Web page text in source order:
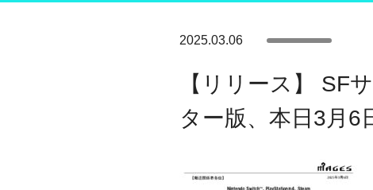
2025.03.06
【リリース】 SF
ター版、本日3月6